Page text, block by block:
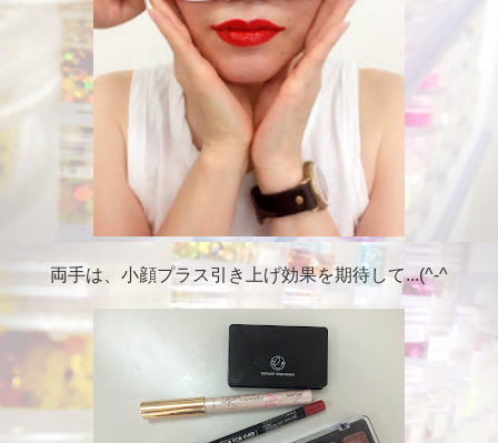
両手は、小顔プラス引き上げ効果を期待して...(^-^